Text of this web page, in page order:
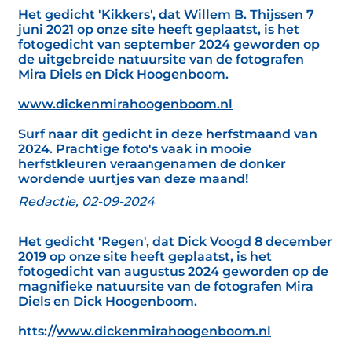
Het gedicht 'Kikkers', dat Willem B. Thijssen 7
juni 2021 op onze site heeft geplaatst, is het
fotogedicht van september 2024 geworden op
de uitgebreide natuursite van de fotografen
Mira Diels en Dick Hoogenboom.
www.dickenmirahoogenboom.nl
Surf naar dit gedicht in deze herfstmaand van
2024. Prachtige foto's vaak in mooie
herfstkleuren veraangenamen de donker
wordende uurtjes van deze maand!
Redactie, 02-09-2024
Het gedicht 'Regen', dat Dick Voogd 8 december
2019 op onze site heeft geplaatst, is het
fotogedicht van augustus 2024 geworden op de
magnifieke natuursite van de fotografen Mira
Diels en Dick Hoogenboom.
htts://www.dickenmirahoogenboom.nl